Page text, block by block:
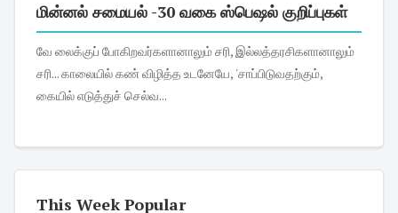
மின்னல் சமையல் -30 வகை ஸ்பெஷல் குறிப்புகள்
வே லைக்குப் போகிறவர்களானாலும் சரி, இல்லத்தரசிகளானாலும்
சரி... காலையில் கண் விழித்த உடனேயே, 'சாப்பிடுவதற்கும்,
கையில் எடுத்துச் செல்வ...
This Week Popular